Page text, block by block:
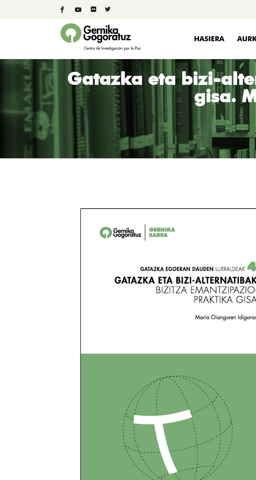
HASIERA
Gatazka eta bizi-
gisa.